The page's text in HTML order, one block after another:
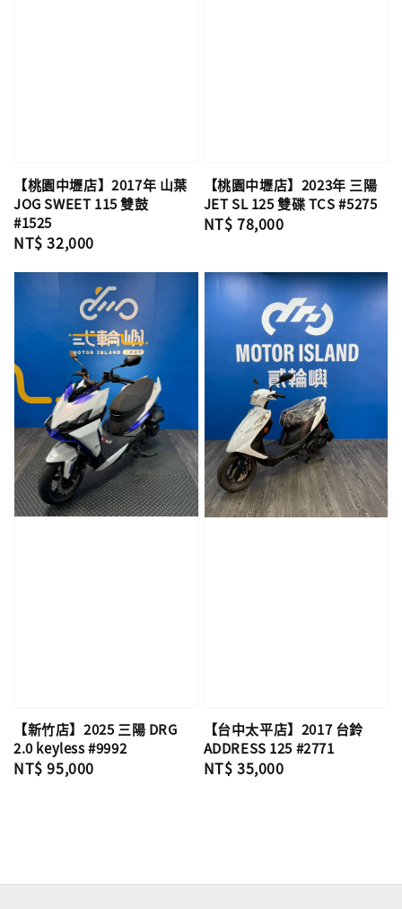
【桃園中壢店】2017年 山葉
JOG SWEET 115 雙鼓
#1525
Regular
NT$ 32,000
【桃園中壢店】2023年 三陽
JET SL 125 雙碟 TCS #5275
Regular
NT$ 78,000
【新竹店】2025 三陽 DRG
2.0 keyless #9992
Regular
NT$ 95,000
【台中太平店】2017 台鈴
ADDRESS 125 #2771
Regular
NT$ 35,000